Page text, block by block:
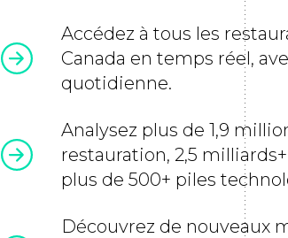
Accédez à tous les
Canada en temps réel,
quotidienne.
Analysez plus de 1,9
restauration, 2,5
plus de 500+ piles
Découvrez de nouveaux